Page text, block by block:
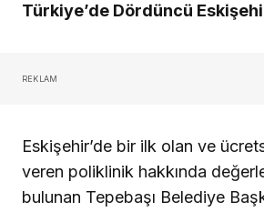
Türkiye’de Dördüncü
REKLAM
Eskişehir’de bir ilk olan ve
veren poliklinik hakkında
bulunan Tepebaşı Belediye